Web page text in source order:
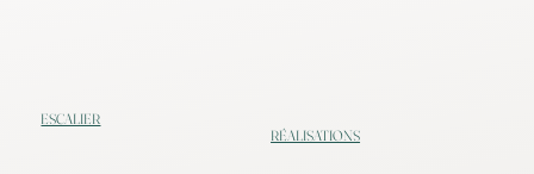
RÉALISATIONS
ESCALIER